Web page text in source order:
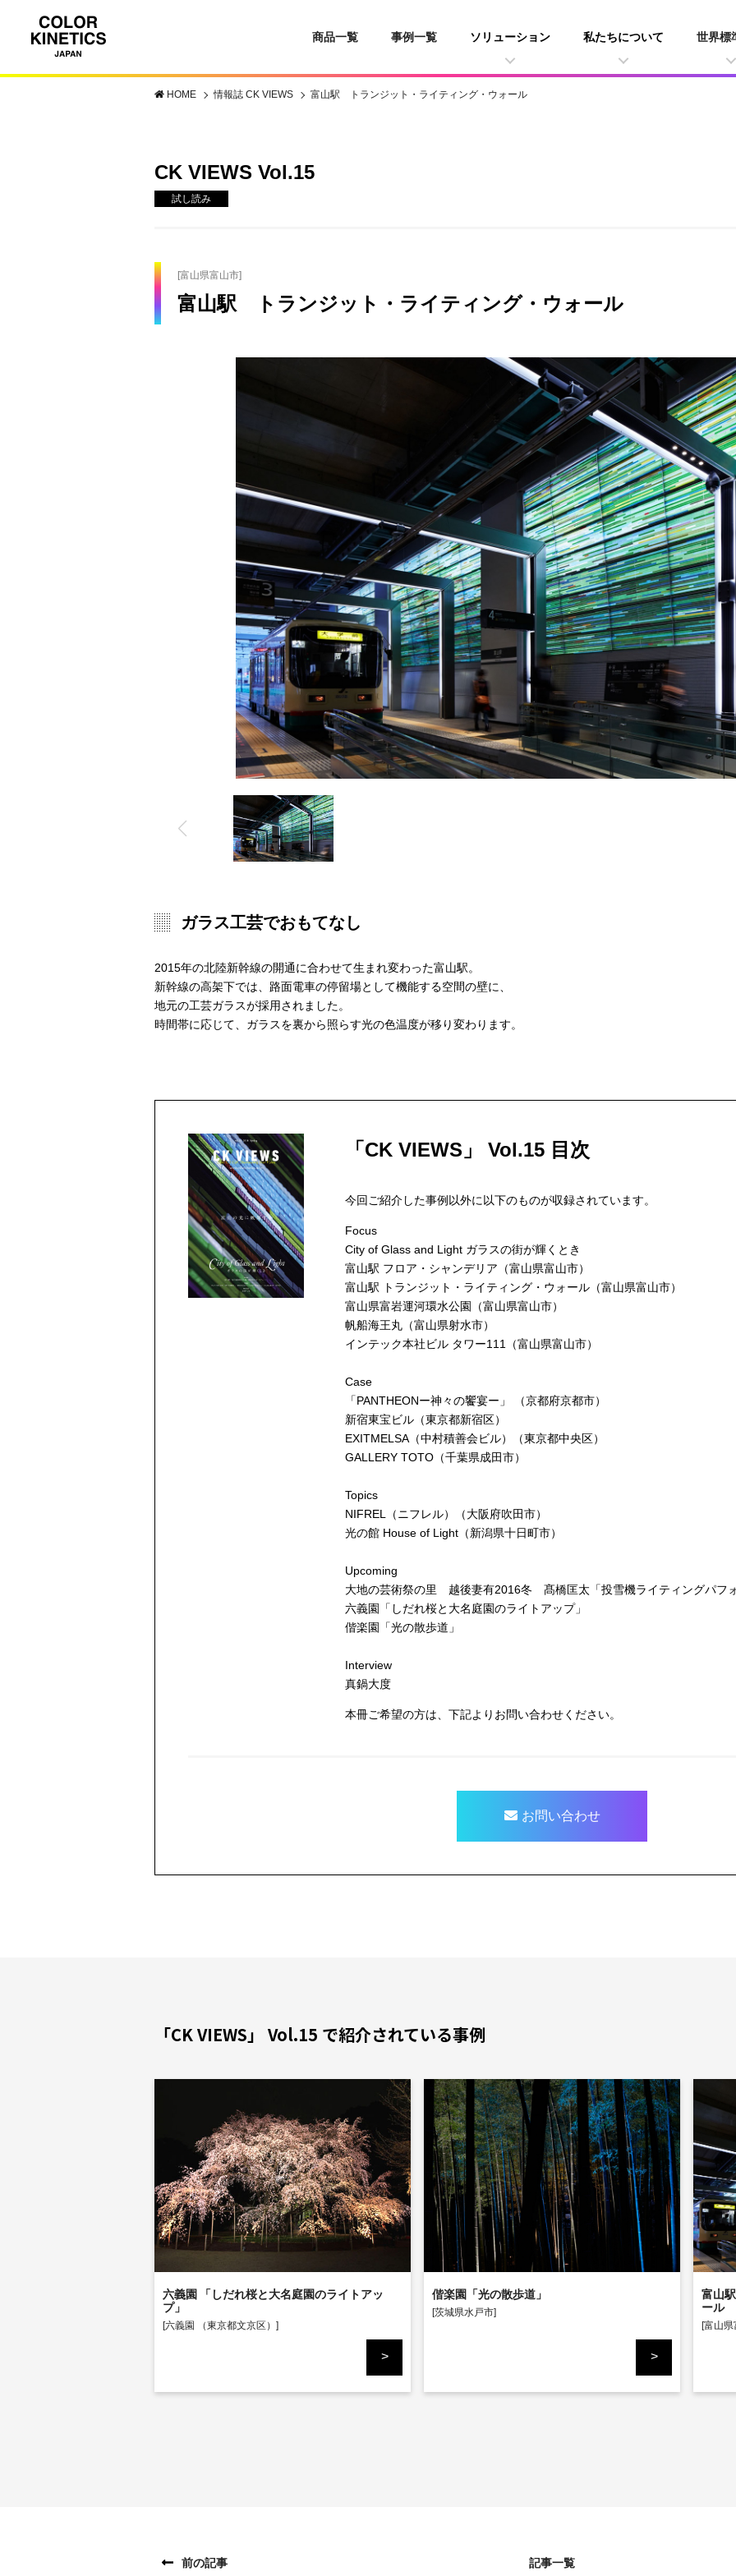
商品一覧 事例一覧 ソリューション 私たちについて 世界標
HOME 情報誌 CK VIEWS 富山駅 トランジット・ライティング・ウォール
CK VIEWS Vol.15
試し読み
[富山県富山市]
富山駅 トランジット・ライティング・ウォール
ガラス工芸でおもてなし
2015年の北陸新幹線の開通に合わせて生まれ変わった富山駅。
新幹線の高架下では、路面電車の停留場として機能する空間の壁に、
地元の工芸ガラスが採用されました。
時間帯に応じて、ガラスを裏から照らす光の色温度が移り変わります。
「CK VIEWS」 Vol.15 目次
今回ご紹介した事例以外に以下のものが収録されています。
Focus
City of Glass and Light ガラスの街が輝くとき
富山駅 フロア・シャンデリア（富山県富山市）
富山駅 トランジット・ライティング・ウォール（富山県富山市）
富山県富岩運河環水公園（富山県富山市）
帆船海王丸（富山県射水市）
インテック本社ビル タワー111（富山県富山市）
Case
「PANTHEONー神々の饗宴ー」 （京都府京都市）
新宿東宝ビル（東京都新宿区）
EXITMELSA（中村積善会ビル）（東京都中央区）
GALLERY TOTO（千葉県成田市）
Topics
NIFREL（ニフレル）（大阪府吹田市）
光の館 House of Light（新潟県十日町市）
Upcoming
大地の芸術祭の里 越後妻有2016冬 髙橋匡太「投雪機ライティングパフォ
六義園「しだれ桜と大名庭園のライトアップ」
偕楽園「光の散歩道」
Interview
真鍋大度
本冊ご希望の方は、下記よりお問い合わせください。
お問い合わせ
「CK VIEWS」 Vol.15 で紹介されている事例
六義園 「しだれ桜と大名庭園のライトアッ
プ」
[六義園 （東京都文京区）]
偕楽園「光の散歩道」
[茨城県水戸市]
<
富山
ール
[富山県
前の記事 記事一覧